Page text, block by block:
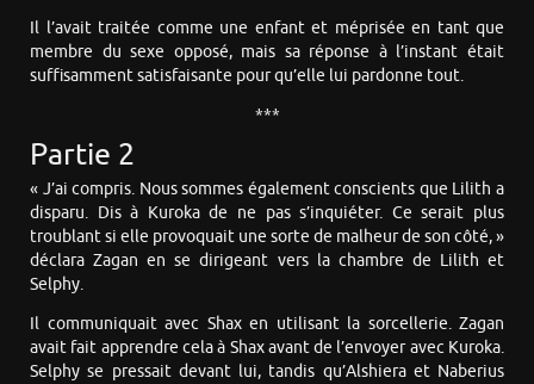
Il l’avait traitée comme une enfant et méprisée en tant que
membre du sexe opposé, mais sa réponse à l’instant était
suffisamment satisfaisante pour qu’elle lui pardonne tout.
***
Partie 2
« J’ai compris. Nous sommes également conscients que Lilith a
disparu. Dis à Kuroka de ne pas s’inquiéter. Ce serait plus
troublant si elle provoquait une sorte de malheur de son côté, »
déclara Zagan en se dirigeant vers la chambre de Lilith et
Selphy.
Il communiquait avec Shax en utilisant la sorcellerie. Zagan
avait fait apprendre cela à Shax avant de l’envoyer avec Kuroka.
Selphy se pressait devant lui, tandis qu’Alshiera et Naberius